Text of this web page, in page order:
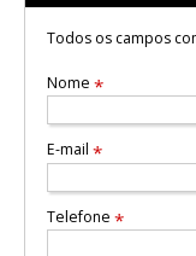
Todos os campos
Nome *
E-mail *
Telefone *